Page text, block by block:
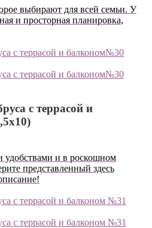
выбирают для всей семьи. У
и просторная планировка,
с террасой и
удобствами и в роскошном
представленный здесь